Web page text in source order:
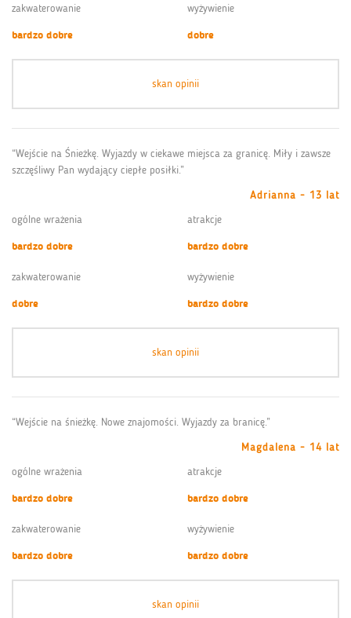
zakwaterowanie
bardzo dobre
wyżywienie
dobre
skan opinii
“Wejście na Śnieżkę. Wyjazdy w ciekawe miejsca za granicę. Miły i zawsze
szczęśliwy Pan wydający ciepłe posiłki.”
Adrianna - 13 lat
ogólne wrażenia
bardzo dobre
atrakcje
bardzo dobre
zakwaterowanie
dobre
wyżywienie
bardzo dobre
skan opinii
“Wejście na śnieżkę. Nowe znajomości. Wyjazdy za branicę.”
Magdalena - 14 lat
ogólne wrażenia
bardzo dobre
atrakcje
bardzo dobre
zakwaterowanie
bardzo dobre
wyżywienie
bardzo dobre
skan opinii